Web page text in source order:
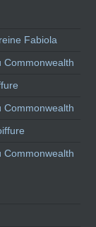
Fabiola
Commonwealth
Commonwealth
Commonwealth